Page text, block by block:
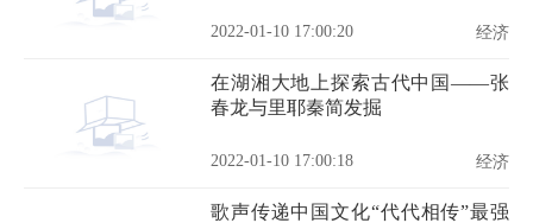
2022-01-10 17:00:20 经济
在湖湘大地上探索古代中国——张
春龙与里耶秦简发掘
2022-01-10 17:00:18 经济
歌声传递中国文化“代代相传”最强